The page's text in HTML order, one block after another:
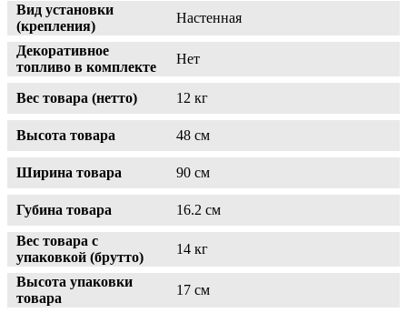
Вид установки
(крепления)
Настенная
Декоративное
топливо в комплекте
Нет
Вес товара (нетто) 12 кг
Высота товара 48 см
Ширина товара 90 см
Губина товара
16.2 см
Вес товара с
упаковкой (брутто)
14 кг
Высота упаковки
товара
17 см